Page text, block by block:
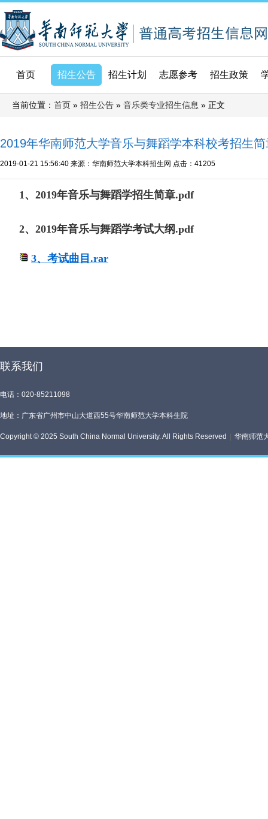
首页 招生公告 招生计划 志愿参考 招生政策
当前位置： 首页 » 招生公告 » 音乐类专业招生信息 » 正文
2019年华南师范大学音乐与舞蹈学本科校考招生
2019-01-21 15:56:40 来源：华南师范大学本科招生网 点击： 41205
1、2019年音乐与舞蹈学招生简章.pdf
2、2019年音乐与舞蹈学考试大纲.pdf
3、考试曲目.rar
联系我们
电话：020-85211098
地址：广东省广州市中山大道西55号华南师范大学本科生院
Copyright © 2025 South China Normal University. All Rights Reserved 华南师范